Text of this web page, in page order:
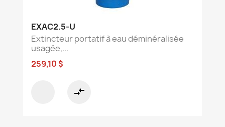
EXAC2.5-U
Extincteur portatif à eau déminéralisée
usagée,...
259,10 $
compare_arrows